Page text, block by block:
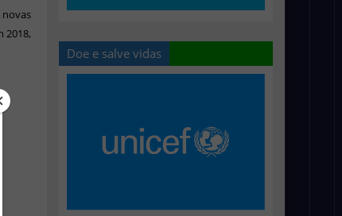
2018,
Doe e salve vidas